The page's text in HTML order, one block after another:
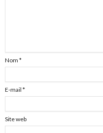
Nom *
E-mail *
Site web